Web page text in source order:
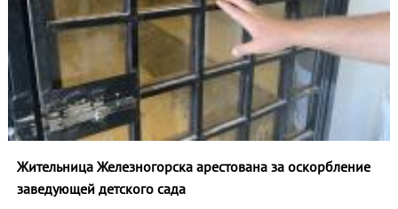
Жительница Железногорска арестована за оскорбление
заведующей детского сада